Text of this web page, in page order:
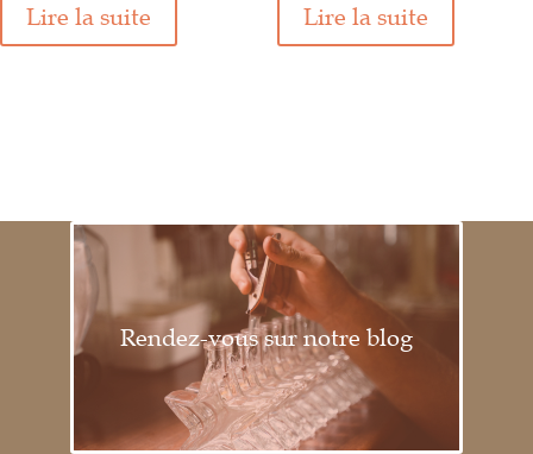
Lire la suite Lire la suite
Rendez-vous sur notre blog